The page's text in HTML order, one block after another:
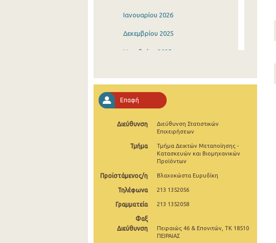
Ιανουαρίου 2026
Δεκεμβρίου 2025
Νοεμβρίου 2025
Αυγούστου 2025
Ιουλίου 2025
Ιουνίου 2025
Μαΐου 2025
Απριλίου 2025
Φεβρουαρίου 2025
Ιανουαρίου 2025
Επαφή
Διεύθυνση
Διεύθυνση Στατιστικών
Επιχειρήσεων
Τμήμα
Τμήμα Δεικτών Μεταποίησης -
Κατασκευών και Βιομηχανικών
Προϊόντων
Προϊστάμενος/η Βλαχοκώστα Ευρυδίκη
Τηλέφωνα 213 1352056
Γραμματεία 213 1352058
Φαξ
Διεύθυνση
Πειραιώς 46 & Επονιτών, ΤΚ 18510
ΠΕΙΡΑΙΑΣ